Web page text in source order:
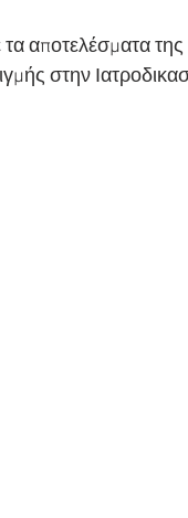
αποτελέσματα της
στην